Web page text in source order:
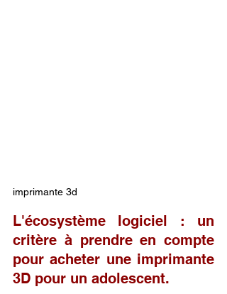
imprimante 3d
L'écosystème logiciel : un
critère à prendre en compte
pour acheter une imprimante
3D pour un adolescent.